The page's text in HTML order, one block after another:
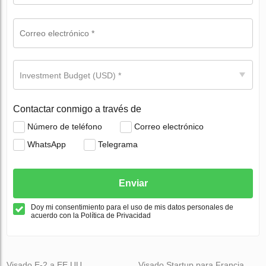
Investment Budget (USD) *
Contactar conmigo a través de
Número de teléfono
Correo electrónico
WhatsApp
Telegrama
Enviar
Doy mi consentimiento para el uso de mis datos personales de
acuerdo con la Política de Privacidad